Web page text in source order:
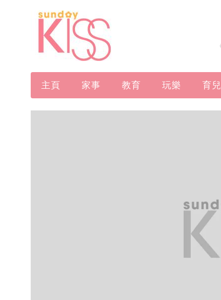
主頁 家事 教育 玩樂 育兒